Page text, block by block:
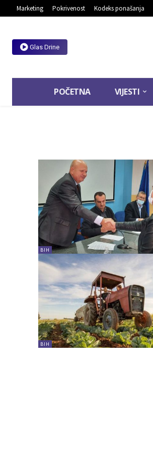
Marketing Pokrivenost Kodeks ponašanja
Glas Drine
POČETNA VIJESTI
BIH
BIH